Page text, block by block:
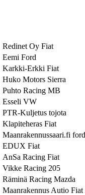
Redinet Oy Fiat
Eemi Ford
Karkki-Erkki Fiat
Huko Motors Sierra
Puhto Racing MB
Esseli VW
PTR-Kuljetus tojota
Klapiteheras Fiat
Maanrakennussaari.fi ford
EDUX Fiat
AnSa Racing Fiat
Vikke Racing 205
Räminä Racing Mazda
Maanrakennus Autio Fiat